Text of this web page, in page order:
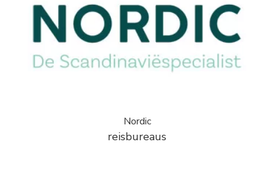
Nordic
reisbureaus